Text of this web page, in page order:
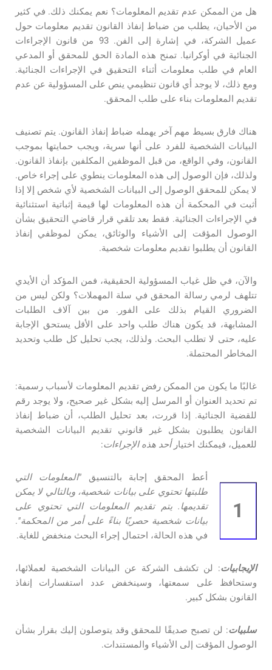
هل من الممكن عدم تقديم المعلومات؟ نعم يمكنك ذلك. في كثير
من الأحيان، يطلب من ضباط إنفاذ القانون تقديم معلومات حول
عميل الشركة، في إشارة إلى الفن. 93 من قانون الإجراءات
الجنائية في أوكرانيا. تمنح هذه المادة الحق للمحقق أو المدعي
العام في طلب معلومات أثناء التحقيق في الإجراءات الجنائية.
ومع ذلك، لا يوجد أي قانون تنظيمي ينص على المسؤولية عن عدم
تقديم المعلومات بناء على طلب المحقق.
هناك فارق بسيط مهم آخر يهمله ضباط إنفاذ القانون. يتم تصنيف
البيانات الشخصية للفرد على أنها سرية، ويجب حمايتها بموجب
القانون، وفي الواقع، من قبل الموظفين المكلفين بإنفاذ القانون.
ولذلك، فإن الوصول إلى هذه المعلومات ينطوي على إجراء خاص.
لا يمكن للمحقق الوصول إلى البيانات الشخصية لأي شخص إلا إذا
أثبت في المحكمة أن هذه المعلومات لها قيمة إثباتية استثنائية
في الإجراءات الجنائية. فقط بعد تلقي قرار قاضي التحقيق بشأن
الوصول المؤقت إلى الأشياء والوثائق، يمكن لموظفي إنفاذ
القانون أن يطلبوا تقديم معلومات شخصية.
والآن، في ظل غياب المسؤولية الحقيقية، فمن المؤكد أن الأيدي
تتلهف لرمي رسالة المحقق في سلة المهملات؟ ولكن ليس من
الضروري القيام بذلك على الفور. من بين آلاف الطلبات
المشابهة، قد يكون هناك طلب واحد على الأقل يستحق الإجابة
عليه، حتى لا تطلب البحث. ولذلك، يجب تحليل كل طلب وتحديد
المخاطر المحتملة.
غالبًا ما يكون من الممكن رفض تقديم المعلومات لأسباب رسمية:
تم تحديد العنوان أو المرسل إليه بشكل غير صحيح، ولا يوجد رقم
للقضية الجنائية. إذا قررت، بعد تحليل الطلب، أن ضباط إنفاذ
القانون يطلبون بشكل غير قانوني تقديم البيانات الشخصية
للعميل، فيمكنك اختيارأحد هذه الإجراءات:
1
أعط المحقق إجابة بالتنسيق"المعلومات التي
طلبتها تحتوي على بيانات شخصية، وبالتالي لا يمكن
تقديمها. يتم تقديم المعلومات التي تحتوي على
بيانات شخصية حصريًا بناءً على أمر من المحكمة".
في هذه الحالة، احتمال إجراء البحث منخفض للغاية.
الإيجابيات: لن تكشف الشركة عن البيانات الشخصية لعملائها،
وستحافظ على سمعتها، وسينخفض عدد استفسارات إنفاذ
القانون بشكل كبير.
سلبيات: لن تصبح صديقًا للمحقق وقد يتوصلون إليك بقرار بشأن
الوصول المؤقت إلى الأشياء والمستندات.